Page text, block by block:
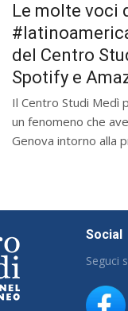
Le molte voci
del Centro
Spotify e
Il Centro Studi Medì
un fenomeno che
Genova intorno alla
Social
Seguci